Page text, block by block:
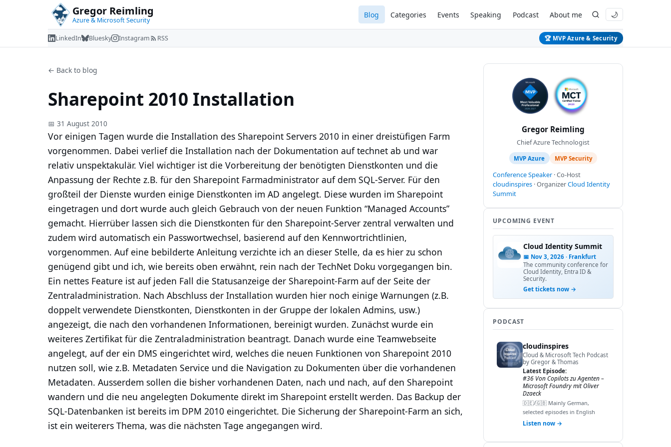
Gregor Reimling
Azure & Microsoft Security
Blog Categories Events Speaking Podcast About me 🌙
LinkedIn Bluesky Instagram RSS 🏆 MVP Azure & Security
← Back to blog
Sharepoint 2010 Installation
📅 31 August 2010
Vor einigen Tagen wurde die Installation des Sharepoint Servers 2010 in einer dreistüfigen Farm
vorgenommen. Dabei verlief die Installation nach der Dokumentation auf technet ab und war
relativ unspektakulär. Viel wichtiger ist die Vorbereitung der benötigten Dienstkonten und die
Anpassung der Rechte z.B. für den Sharepoint Farmadministrator auf dem SQL-Server. Für den
großteil der Dienste wurden einige Dienstkonten im AD angelegt. Diese wurden im Sharepoint
eingetragen und dort wurde auch gleich Gebrauch von der neuen Funktion “Managed Accounts”
gemacht. Hierrüber lassen sich die Dienstkonten für den Sharepoint-Server zentral verwalten und
zudem wird automatisch ein Passwortwechsel, basierend auf den Kennwortrichtlinien,
vorgenommen. Auf eine bebilderte Anleitung verzichte ich an dieser Stelle, da es hier zu schon
genügend gibt und ich, wie bereits oben erwähnt, rein nach der TechNet Doku vorgegangen bin.
Ein nettes Feature ist auf jeden Fall die Statusanzeige der Sharepoint-Farm auf der Seite der
Zentraladministration. Nach Abschluss der Installation wurden hier noch einige Warnungen (z.B.
doppelt verwendete Dienstkonten, Dienstkonten in der Gruppe der lokalen Admins, usw.)
angezeigt, die nach den vorhandenen Informationen, bereinigt wurden. Zunächst wurde ein
weiteres Zertifikat für die Zentraladministration beantragt. Danach wurde eine Teamwebseite
angelegt, auf der ein DMS eingerichtet wird, welches die neuen Funktionen von Sharepoint 2010
nutzen soll, wie z.B. Metadaten Service und die Navigation zu Dokumenten über die vorhandenen
Metadaten. Ausserdem sollen die bisher vorhandenen Daten, nach und nach, auf den Sharepoint
wandern und die neu angelegten Dokumente direkt im Sharepoint erstellt werden. Das Backup der
SQL-Datenbanken ist bereits im DPM 2010 eingerichtet. Die Sicherung der Sharepoint-Farm an sich,
ist ein weiterers Thema, was die nächsten Tage angegangen wird.
Gregor Reimling
Chief Azure Technologist
MVP Azure MVP Security
Conference Speaker · Co-Host
cloudinspires · OrganizerCloud Identity
Summit
UPCOMING EVENT
Cloud Identity Summit
📅 Nov 3, 2026 · Frankfurt
The community conference for
Cloud Identity, Entra ID &
Security.
Get tickets now →
PODCAST
cloudinspires
Cloud & Microsoft Tech Podcast
by Gregor & Thomas
Latest Episode:
#36 Von Copilots zu Agenten –
Microsoft Foundry mit Oliver
Dzaeck
🇩🇪/🇬🇧 Mainly German,
selected episodes in English
Listen now →